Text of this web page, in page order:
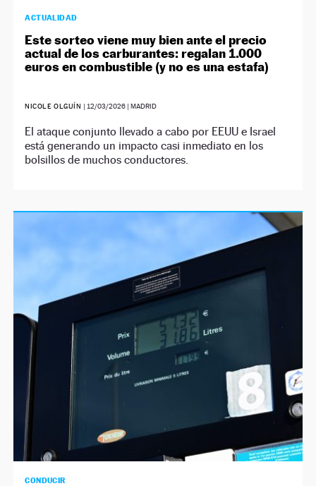
ACTUALIDAD
Este sorteo viene muy bien ante el precio
actual de los carburantes: regalan 1.000
euros en combustible (y no es una estafa)
NICOLE OLGUÍN | 12/03/2026| MADRID
El ataque conjunto llevado a cabo por EEUU e Israel
está generando un impacto casi inmediato en los
bolsillos de muchos conductores.
CONDUCIR